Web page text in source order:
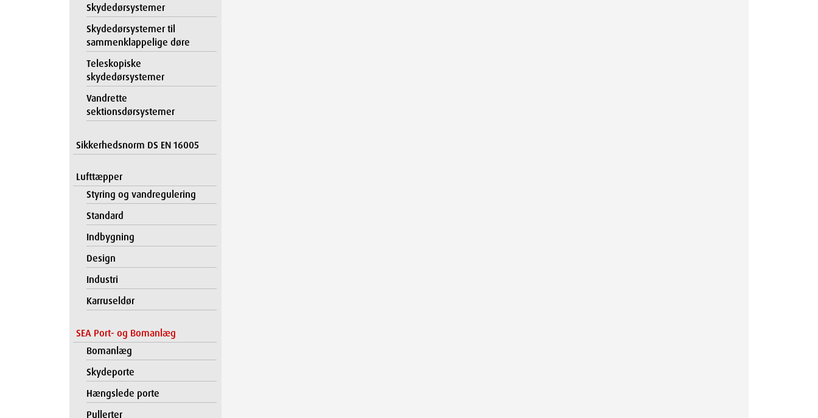
Skydedørsystemer
Skydedørsystemer til
sammenklappelige døre
Teleskopiske
skydedørsystemer
Vandrette
sektionsdørsystemer
Sikkerhedsnorm DS EN 16005
Lufttæpper
Styring og vandregulering
Standard
Indbygning
Design
Industri
Karruseldør
SEA Port- og Bomanlæg
Bomanlæg
Skydeporte
Hængslede porte
Pullerter